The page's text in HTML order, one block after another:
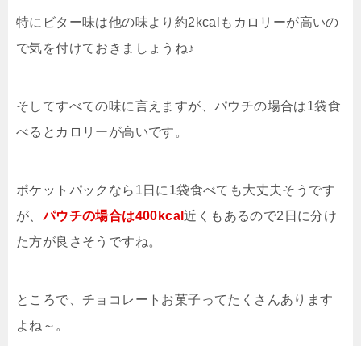
特にビター味は他の味より約2kcalもカロリーが高いの
で気を付けておきましょうね♪
そしてすべての味に言えますが、パウチの場合は1袋食
べるとカロリーが高いです。
ポケットパックなら1日に1袋食べても大丈夫そうです
が、パウチの場合は400kcal近くもあるので2日に分け
た方が良さそうですね。
ところで、チョコレートお菓子ってたくさんあります
よね～。